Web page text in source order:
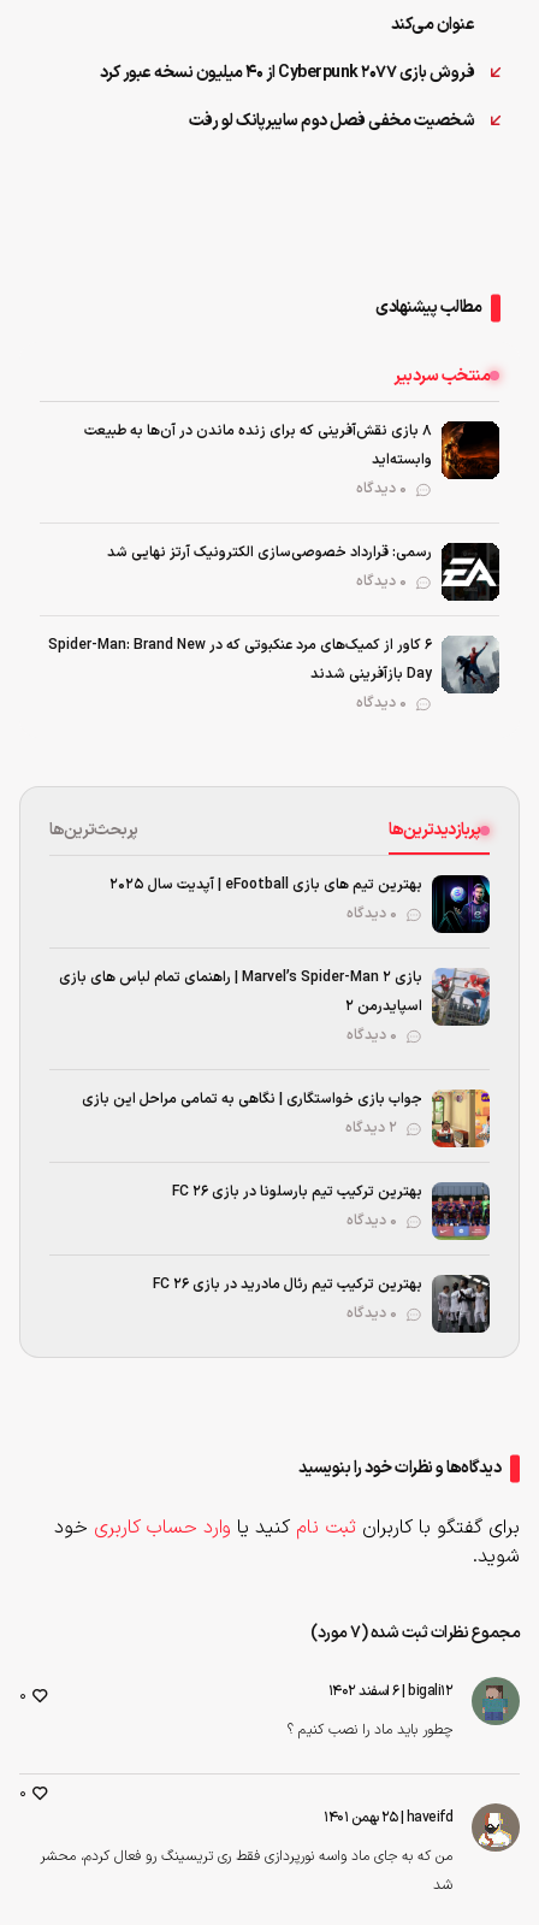
عنوان می‌کند
فروش بازی Cyberpunk 2077 از ۴۰ میلیون نسخه عبور کرد
شخصیت مخفی فصل دوم سایبرپانک لو رفت
مطالب پیشنهادی
منتخب سردبیر
۸ بازی نقش‌آفرینی که برای زنده ماندن در آن‌ها به طبیعت
وابسته‌اید
رسمی: قرارداد خصوصی‌سازی الکترونیک آرتز نهایی شد
۶ کاور از کمیک‌های مرد عنکبوتی که در Spider-Man: Brand New
Day بازآفرینی شدند
پربازدیدترین‌ها پربحث‌ترین‌ها
بهترین تیم های بازی eFootball | آپدیت سال 2025
بازی Marvel’s Spider-Man 2 | راهنمای تمام لباس های بازی
اسپایدرمن ۲
جواب بازی خواستگاری | نگاهی به تمامی مراحل این بازی
بهترین ترکیب تیم بارسلونا در بازی FC 26
بهترین ترکیب تیم رئال مادرید در بازی FC 26
دیدگاه‌ها و نظرات خود را بنویسید
برای گفتگو با کاربران ثبت نام کنید یا وارد حساب کاربری خود
شوید.
مجموع نظرات ثبت شده (7 مورد)
bigali12| ۶ اسفند ۱۴۰۲
چطور باید ماد را نصب کنیم ؟
0
haveifd| ۲۵ بهمن ۱۴۰۱
من که به جای ماد واسه نورپردازی فقط ری تریسینگ رو فعال کردم، محشر
شد
0